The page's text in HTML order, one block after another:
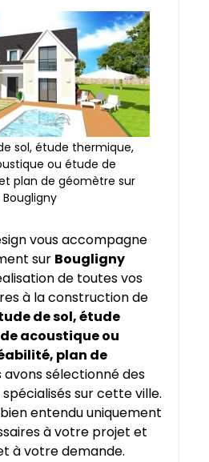
sol, étude thermique,
ou étude de
plan de géomètre sur
Bougligny
vous accompagne
sur Bougligny
de toutes vos
à la construction de
de sol, étude
acoustique ou
plan de
avons sélectionné des
sur cette ville.
entendu uniquement
à votre projet et
à votre demande.